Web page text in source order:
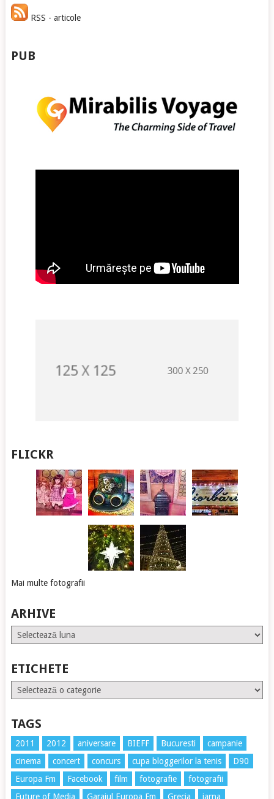
RSS - articole
PUB
FLICKR
Mai multe fotografii
ARHIVE
Arhive
ETICHETE
Etichete
TAGS
2011 2012 aniversare BIEFF Bucuresti
campanie
cinema
concert concurs cupa bloggerilor la tenis
D90
Europa Fm
Facebook film fotografie
fotografii
Future of Media
Garajul Europa Fm Grecia iarna